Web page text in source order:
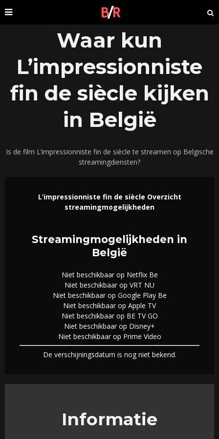
Waar kun
L’impressionniste
fin de siècle kijken
in België
Is de film L’impressionniste fin de siècle te streamen op Belgische
streamingdiensten?
L’impressionniste fin de siècle Overzicht
streamingmogelijkheden
Streamingmogelijkheden in
België
Niet beschikbaar op Netflix Be
Niet beschikbaar op VRT NU
Niet beschikbaar op Google Play Be
Niet beschikbaar op Apple TV
Niet beschikbaar op BE TV GO
Niet beschikbaar op Disney+
Niet beschikbaar op Prime Video
De verschijningsdatum is nog niet bekend.
Informatie